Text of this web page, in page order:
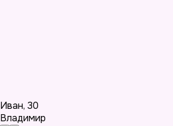
Иван, 30
Владимир